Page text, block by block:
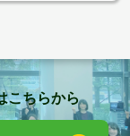
こちらから